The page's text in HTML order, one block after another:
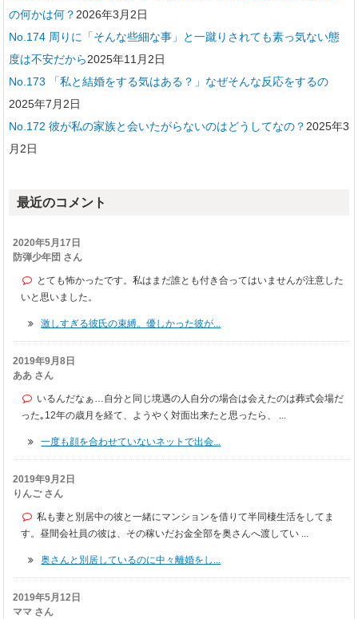
の何かは何？2026年3月2日
No.174 周りに「そんな些細な事」と一蹴りされても素っ気ない態
度は不安だから2025年11月2日
No.173 「私と結婚をする気はある？」なぜそんな反応をするの
2025年7月2日
No.172 彼が私の家族と会いたがらないのはどうしてなの？2025年3
月2日
最近のコメント
2020年5月17日
防弾少年団 さん
とても怖かったです。私はまだ誰とも付き合ってはいませんが注意した
いと思いました。
激しすぎる彼氏の束縛。優しかった彼が...
2019年9月8日
ああ さん
いるんだなぁ…自分と同じ境遇の人自分の場合は会えたのは葬式会場だ
った｡12年の歳月を経て、ようやく対面出来たと思ったら、 ...
一度も顔を合わせていないネットで出会...
2019年9月2日
りんご さん
私も妻と別居中の彼と一緒にマンションを借りて半同棲生活をしてま
す。昼間会社員の彼は、その稼いだお金全部を奥さんへ渡してい ...
奥さんと別居しているのに中々離婚をし...
2019年5月12日
ママ さん